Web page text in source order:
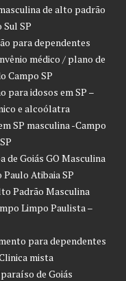
de alto padrão
SP
para dependentes
médico / plano de
Campo SP
para idosos em SP –
e alcoólatra
SP masculina -Campo
de Goiás GO Masculina
Atibaia SP
Padrão Masculina
Limpo Paulista –
para dependentes
mista
de Goiás